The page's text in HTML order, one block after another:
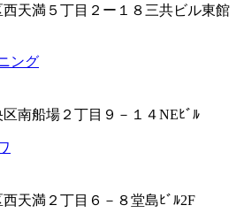
天満５丁目２ー１８三共ビル東館
ング
南船場２丁目９－１４NEﾋﾞﾙ
天満２丁目６－８堂島ﾋﾞﾙ2F